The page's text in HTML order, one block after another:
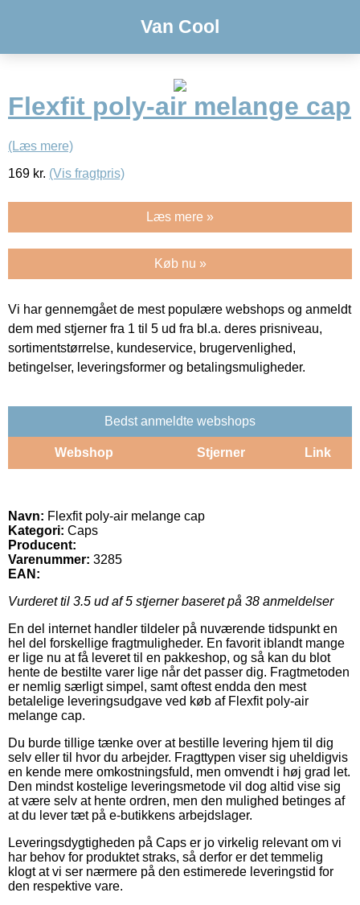
Van Cool
Flexfit poly-air melange cap
(Læs mere)
169 kr. (Vis fragtpris)
Læs mere »
Køb nu »
Vi har gennemgået de mest populære webshops og anmeldt
dem med stjerner fra 1 til 5 ud fra bl.a. deres prisniveau,
sortimentstørrelse, kundeservice, brugervenlighed,
betingelser, leveringsformer og betalingsmuligheder.
Bedst anmeldte webshops
Webshop Stjerner Link
Navn: Flexfit poly-air melange cap
Kategori: Caps
Producent:
Varenummer: 3285
EAN:
Vurderet til 3.5 ud af 5 stjerner baseret på 38 anmeldelser
En del internet handler tildeler på nuværende tidspunkt en
hel del forskellige fragtmuligheder. En favorit iblandt mange
er lige nu at få leveret til en pakkeshop, og så kan du blot
hente de bestilte varer lige når det passer dig. Fragtmetoden
er nemlig særligt simpel, samt oftest endda den mest
betalelige leveringsudgave ved køb af Flexfit poly-air
melange cap.
Du burde tillige tænke over at bestille levering hjem til dig
selv eller til hvor du arbejder. Fragttypen viser sig uheldigvis
en kende mere omkostningsfuld, men omvendt i høj grad let.
Den mindst kostelige leveringsmetode vil dog altid vise sig
at være selv at hente ordren, men den mulighed betinges af
at du lever tæt på e-butikkens arbejdslager.
Leveringsdygtigheden på Caps er jo virkelig relevant om vi
har behov for produktet straks, så derfor er det temmelig
klogt at vi ser nærmere på den estimerede leveringstid for
den respektive vare.